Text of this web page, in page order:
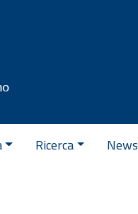
Ricerca News